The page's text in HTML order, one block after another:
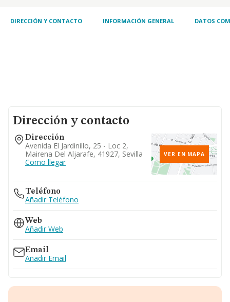
DIRECCIÓN Y CONTACTO INFORMACIÓN GENERAL DATOS
Dirección y contacto
Dirección
Avenida El Jardinillo, 25 - Loc 2,
Mairena Del Aljarafe, 41927, Sevilla
Como llegar
VER EN MAPA
Teléfono
Añadir Teléfono
Web
Añadir Web
Email
Añadir Email